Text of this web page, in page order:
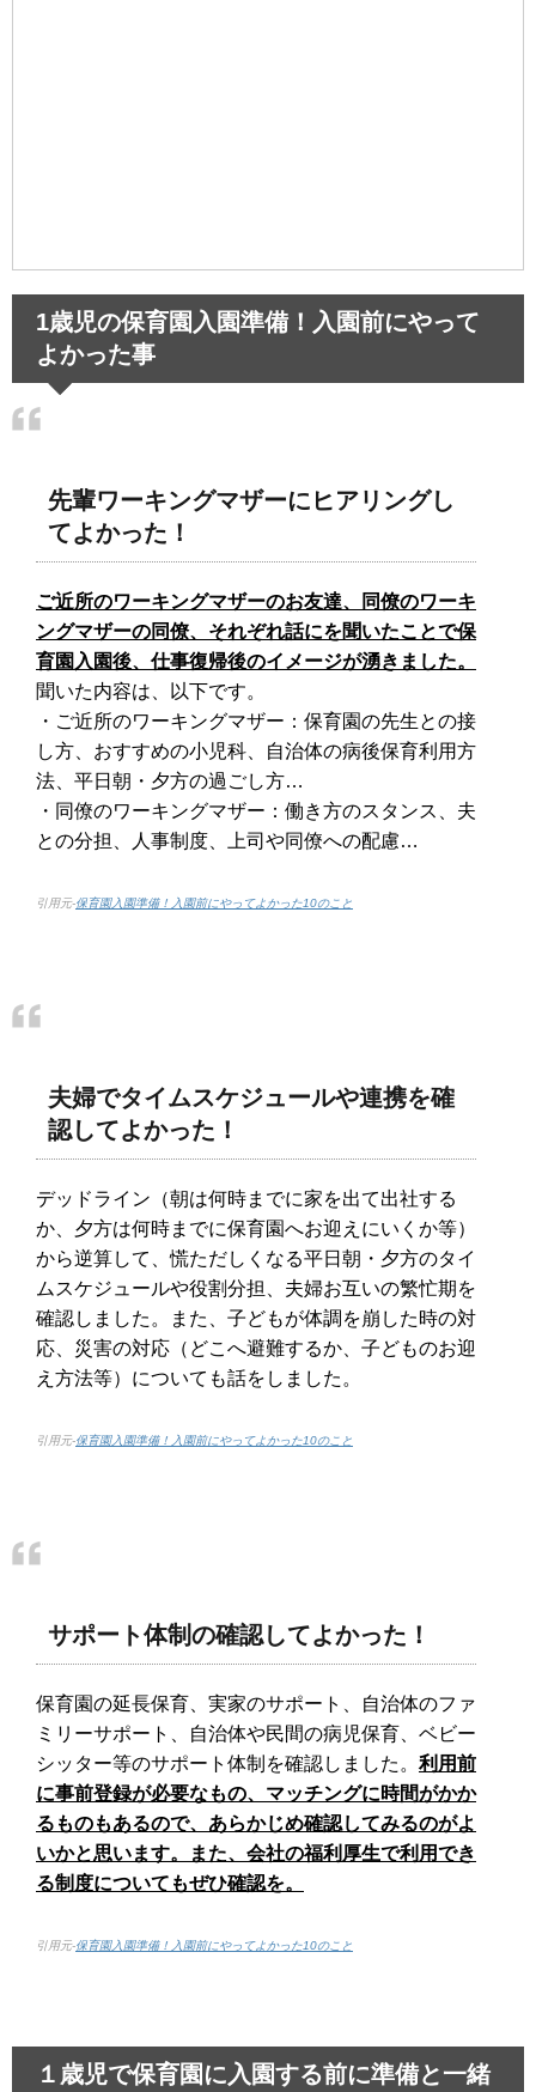
1歳児の保育園入園準備！入園前にやって
よかった事
先輩ワーキングマザーにヒアリングし
てよかった！
ご近所のワーキングマザーのお友達、同僚のワーキ
ングマザーの同僚、それぞれ話にを聞いたことで保
育園入園後、仕事復帰後のイメージが湧きました。
聞いた内容は、以下です。
・ご近所のワーキングマザー：保育園の先生との接
し方、おすすめの小児科、自治体の病後保育利用方
法、平日朝・夕方の過ごし方…
・同僚のワーキングマザー：働き方のスタンス、夫
との分担、人事制度、上司や同僚への配慮…
引用元-保育園入園準備！入園前にやってよかった10のこと
夫婦でタイムスケジュールや連携を確
認してよかった！
デッドライン（朝は何時までに家を出て出社する
か、夕方は何時までに保育園へお迎えにいくか等）
から逆算して、慌ただしくなる平日朝・夕方のタイ
ムスケジュールや役割分担、夫婦お互いの繁忙期を
確認しました。また、子どもが体調を崩した時の対
応、災害の対応（どこへ避難するか、子どものお迎
え方法等）についても話をしました。
引用元-保育園入園準備！入園前にやってよかった10のこと
サポート体制の確認してよかった！
保育園の延長保育、実家のサポート、自治体のファ
ミリーサポート、自治体や民間の病児保育、ベビー
シッター等のサポート体制を確認しました。 利用前
に事前登録が必要なもの、マッチングに時間がかか
るものもあるので、あらかじめ確認してみるのがよ
いかと思います。また、会社の福利厚生で利用でき
る制度についてもぜひ確認を。
引用元-保育園入園準備！入園前にやってよかった10のこと
１歳児で保育園に入園する前に準備と一緒